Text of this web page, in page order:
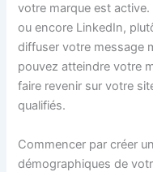
votre marque est
ou encore LinkedIn,
diffuser votre message
pouvez atteindre votre
faire revenir sur votre
qualifiés.
Commencer par créer
démographiques de